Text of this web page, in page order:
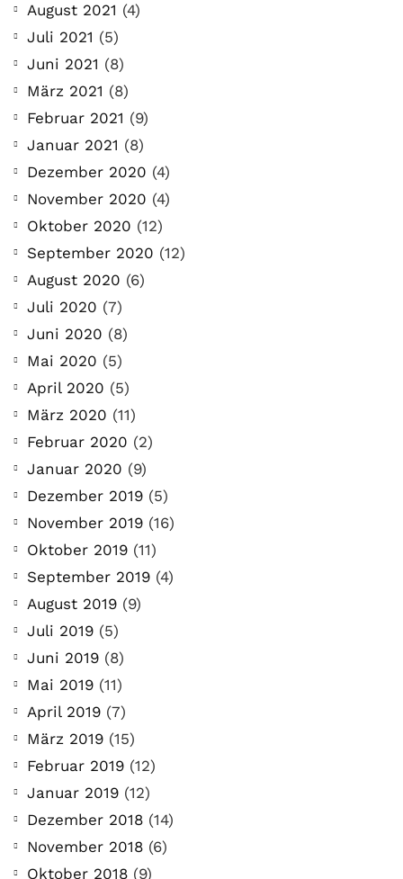
August 2021 (4)
Juli 2021 (5)
Juni 2021 (8)
März 2021 (8)
Februar 2021 (9)
Januar 2021 (8)
Dezember 2020 (4)
November 2020 (4)
Oktober 2020 (12)
September 2020 (12)
August 2020 (6)
Juli 2020 (7)
Juni 2020 (8)
Mai 2020 (5)
April 2020 (5)
März 2020 (11)
Februar 2020 (2)
Januar 2020 (9)
Dezember 2019 (5)
November 2019 (16)
Oktober 2019 (11)
September 2019 (4)
August 2019 (9)
Juli 2019 (5)
Juni 2019 (8)
Mai 2019 (11)
April 2019 (7)
März 2019 (15)
Februar 2019 (12)
Januar 2019 (12)
Dezember 2018 (14)
November 2018 (6)
Oktober 2018 (9)